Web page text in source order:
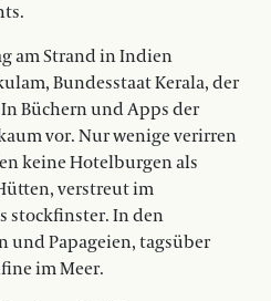
am Strand in Indien
Bundesstaat Kerala, der
Büchern und Apps der
vor. Nur wenige verirren
keine Hotelburgen als
verstreut im
stockfinster. In den
und Papageien, tagsüber
im Meer.